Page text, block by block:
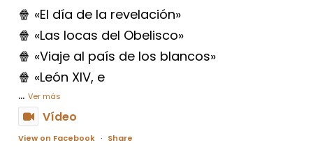
🍿 «El día de la revelación»
🍿 «Las locas del Obelisco»
🍿 «Viaje al país de los blancos»
🍿 «León XIV, e
... Ver más
Vídeo
View on Facebook · Share